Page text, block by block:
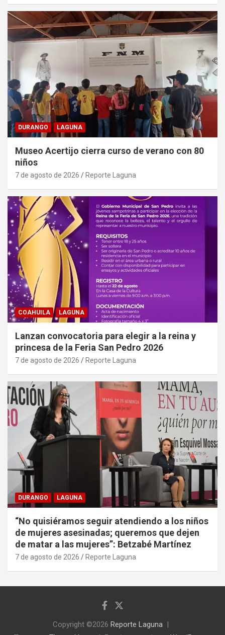
DURANGO LAGUNA
Museo Acertijo cierra curso de verano con 80
niños
7 de agosto de 2026 Reporte Laguna
COAHUILA LAGUNA
Lanzan convocatoria para elegir a la reina y
princesa de la Feria San Pedro 2026
7 de agosto de 2026 Reporte Laguna
DURANGO LAGUNA
“No quisiéramos seguir atendiendo a los niños
de mujeres asesinadas; queremos que dejen
de matar a las mujeres”: Betzabé Martínez
7 de agosto de 2026 Reporte Laguna
Copyright ©2026 Reporte Laguna